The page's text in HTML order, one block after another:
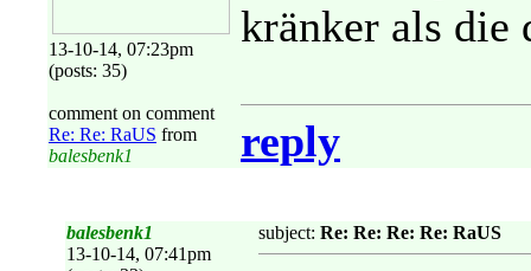
13-10-14, 07:23pm
(posts: 35)
comment on comment
Re: Re: RaUS from
balesbenk1
kränker als die
reply
balesbenk1
13-10-14, 07:41pm
subject: Re: Re: Re: Re: RaUS